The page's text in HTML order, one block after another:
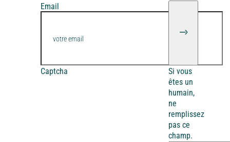
Email
Captcha
Si vous
êtes un
humain,
ne
remplissez
pas ce
champ.